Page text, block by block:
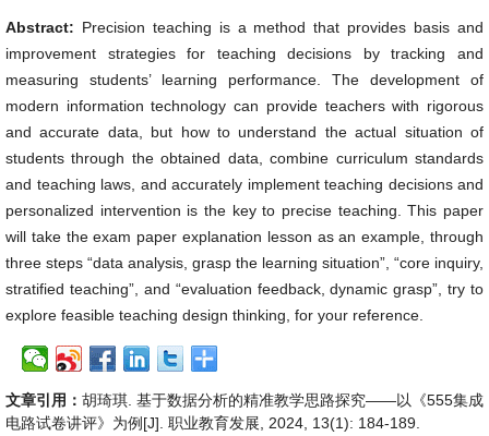
Abstract: Precision teaching is a method that provides basis and
improvement strategies for teaching decisions by tracking and
measuring students’ learning performance. The development of
modern information technology can provide teachers with rigorous
and accurate data, but how to understand the actual situation of
students through the obtained data, combine curriculum standards
and teaching laws, and accurately implement teaching decisions and
personalized intervention is the key to precise teaching. This paper
will take the exam paper explanation lesson as an example, through
three steps “data analysis, grasp the learning situation”, “core inquiry,
stratified teaching”, and “evaluation feedback, dynamic grasp”, try to
explore feasible teaching design thinking, for your reference.
文章引用： 胡琦琪. 基于数据分析的精准教学思路探究——以《555集成
电路试卷讲评》为例[J]. 职业教育发展, 2024, 13(1): 184-189.